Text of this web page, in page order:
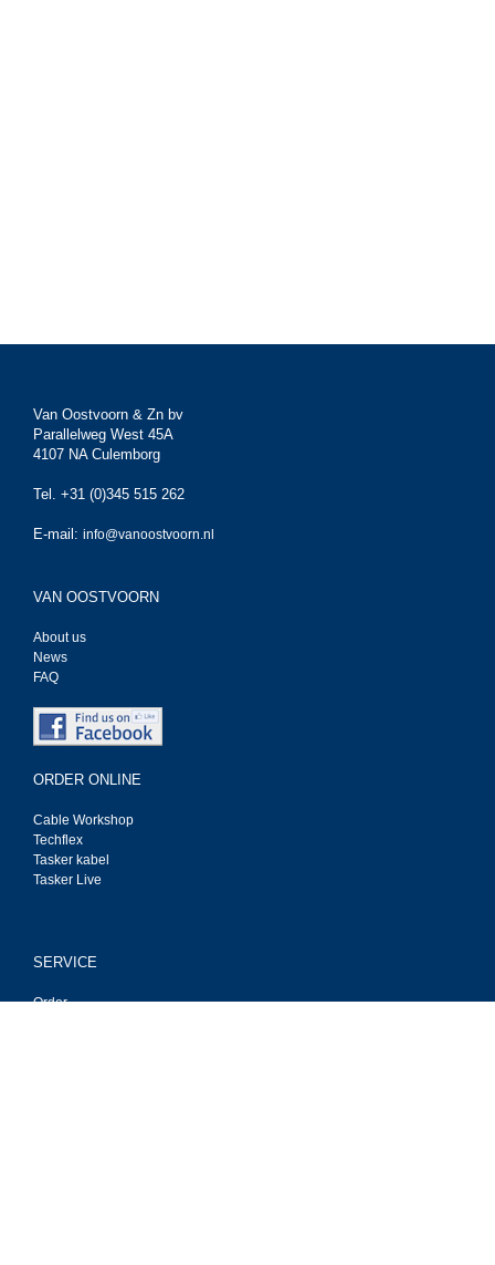
Van Oostvoorn & Zn bv
Parallelweg West 45A
4107 NA Culemborg
Tel. +31 (0)345 515 262
E-mail: info@vanoostvoorn.nl
VAN OOSTVOORN
About us
News
FAQ
ORDER ONLINE
Cable Workshop
Techflex
Tasker kabel
Tasker Live
SERVICE
Order